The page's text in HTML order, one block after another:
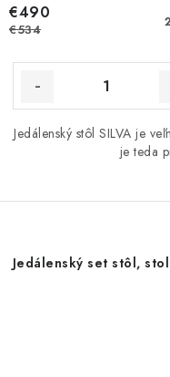
€490
€534
Jedálenský stôl SILVA je
je teda
Jedálenský set stôl,